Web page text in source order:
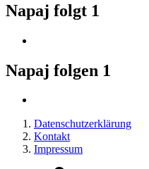
Napaj folgt 1
Napaj folgen 1
Datenschutzerklärung
Kontakt
Impressum